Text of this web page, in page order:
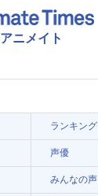
アニメイト
ランキング
声優
みんなの声